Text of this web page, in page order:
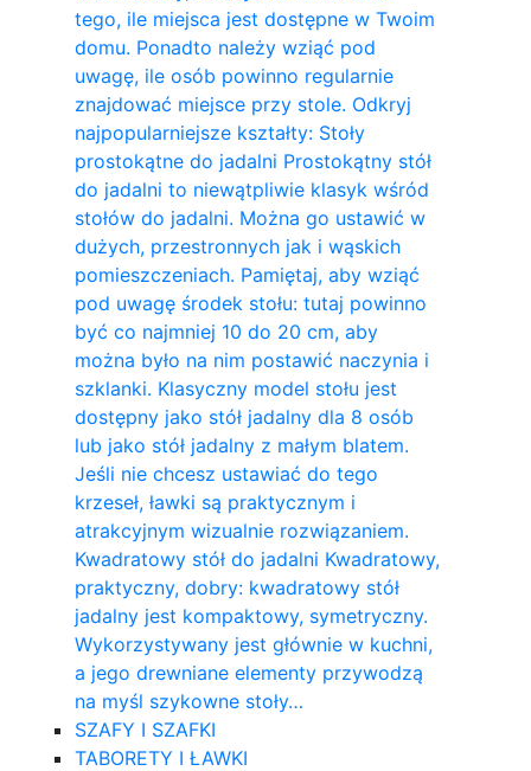
tego, ile miejsca jest dostępne w Twoim
domu. Ponadto należy wziąć pod
uwagę, ile osób powinno regularnie
znajdować miejsce przy stole. Odkryj
najpopularniejsze kształty: Stoły
prostokątne do jadalni Prostokątny stół
do jadalni to niewątpliwie klasyk wśród
stołów do jadalni. Można go ustawić w
dużych, przestronnych jak i wąskich
pomieszczeniach. Pamiętaj, aby wziąć
pod uwagę środek stołu: tutaj powinno
być co najmniej 10 do 20 cm, aby
można było na nim postawić naczynia i
szklanki. Klasyczny model stołu jest
dostępny jako stół jadalny dla 8 osób
lub jako stół jadalny z małym blatem.
Jeśli nie chcesz ustawiać do tego
krzeseł, ławki są praktycznym i
atrakcyjnym wizualnie rozwiązaniem.
Kwadratowy stół do ​​jadalni Kwadratowy,
praktyczny, dobry: kwadratowy stół
jadalny jest kompaktowy, symetryczny.
Wykorzystywany jest głównie w kuchni,
a jego drewniane elementy przywodzą
na myśl szykowne stoły…
SZAFY I SZAFKI
TABORETY I ŁAWKI